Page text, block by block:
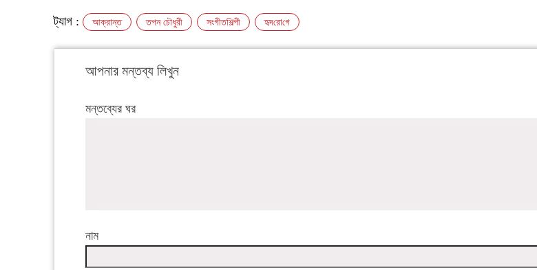
ট্যাগ : আক্রান্ত তপন চৌধুরী সংগীতশিল্পী হৃদ‌রো‌গে
আপনার মন্তব্য লিখুন
মন্তব্যের ঘর
নাম